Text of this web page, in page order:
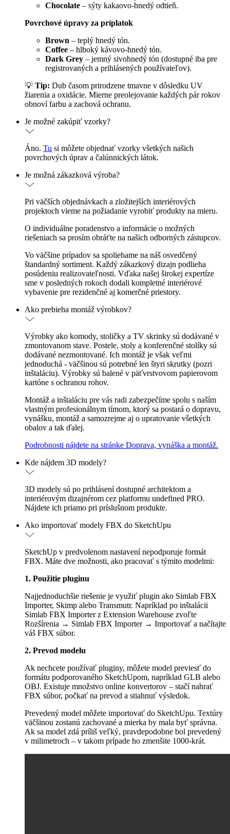
Chocolate – sýty kakaovo-hnedý odtieň.
Povrchové úpravy za príplatok
Brown – teplý hnedý tón.
Coffee – hlboký kávovo-hnedý tón.
Dark Grey – jemný sivohnedý tón (dostupné iba pre
registrovaných a prihlásených používateľov).
💡 Tip: Dub časom prirodzene tmavne v dôsledku UV
žiarenia a oxidácie. Mierne preolejovanie každých pár rokov
obnoví farbu a zachová ochranu.
Je možné zakúpiť vzorky?
Áno. Tu si môžete objednať vzorky všetkých našich
povrchových úprav a čalúnnických látok.
Je možná zákazková výroba?
Pri väčších objednávkach a zložitejších interiérových
projektoch vieme na požiadanie vyrobiť produkty na mieru.
O individuálne poradenstvo a informácie o možných
riešeniach sa prosím obráťte na našich odborných zástupcov.
Vo väčšine prípadov sa spoliehame na náš osvedčený
štandardný sortiment. Každý zákazkový dizajn podlieha
posúdeniu realizovateľnosti. Vďaka našej širokej expertíze
sme v posledných rokoch dodali kompletné interiérové
vybavenie pre rezidenčné aj komerčné priestory.
Ako prebieha montáž výrobkov?
Výrobky ako komody, stoličky a TV skrinky sú dodávané v
zmontovanom stave. Postele, stoly a konferenčné stolíky sú
dodávané nezmontované. Ich montáž je však veľmi
jednoduchá - väčšinou sú potrebné len štyri skrutky (pozri
inštaláciu). Výrobky sú balené v päťvrstvovom papierovom
kartóne s ochranou rohov.
Montáž a inštaláciu pre vás radi zabezpečíme spolu s naším
vlastným profesionálnym tímom, ktorý sa postará o dopravu,
vynášku, montáž a samozrejme aj o upratovanie všetkých
obalov a tak ďalej.
Podrobnosti nájdete na stránke Doprava, vynáška a montáž.
Kde nájdem 3D modely?
3D modely sú po prihlásení dostupné architektom a
interiérovým dizajnérom cez platformu undefined PRO.
Nájdete ich priamo pri príslušnom produkte.
Ako importovať modely FBX do SketchUpu
SketchUp v predvolenom nastavení nepodporuje formát
FBX. Máte dve možnosti, ako pracovať s týmito modelmi:
1. Použitie pluginu
Najjednoduchšie riešenie je využiť plugin ako Simlab FBX
Importer, Skimp alebo Transmutr. Napríklad po inštalácii
Simlab FBX Importer z Extension Warehouse zvoľte
Rozšírenia → Simlab FBX Importer → Importovať a načítajte
váš FBX súbor.
2. Prevod modelu
Ak nechcete používať pluginy, môžete model previesť do
formátu podporovaného SketchUpom, napríklad GLB alebo
OBJ. Existuje množstvo online konvertorov – stačí nahrať
FBX súbor, počkať na prevod a stiahnuť výsledok.
Prevedený model môžete importovať do SketchUpu. Textúry
väčšinou zostanú zachované a mierka by mala byť správna.
Ak sa model zdá príliš veľký, pravdepodobne bol prevedený
v milimetroch – v takom prípade ho zmenšite 1000-krát.